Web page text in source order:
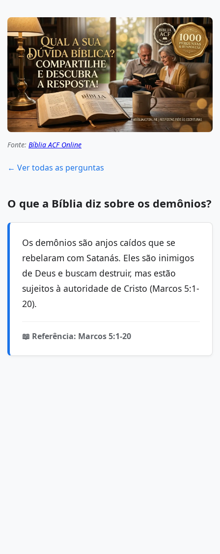
Fonte: Bíblia ACF Online
← Ver todas as perguntas
O que a Bíblia diz sobre os demônios?
Os demônios são anjos caídos que se
rebelaram com Satanás. Eles são inimigos
de Deus e buscam destruir, mas estão
sujeitos à autoridade de Cristo (Marcos 5:1-
20).
📖 Referência: Marcos 5:1-20